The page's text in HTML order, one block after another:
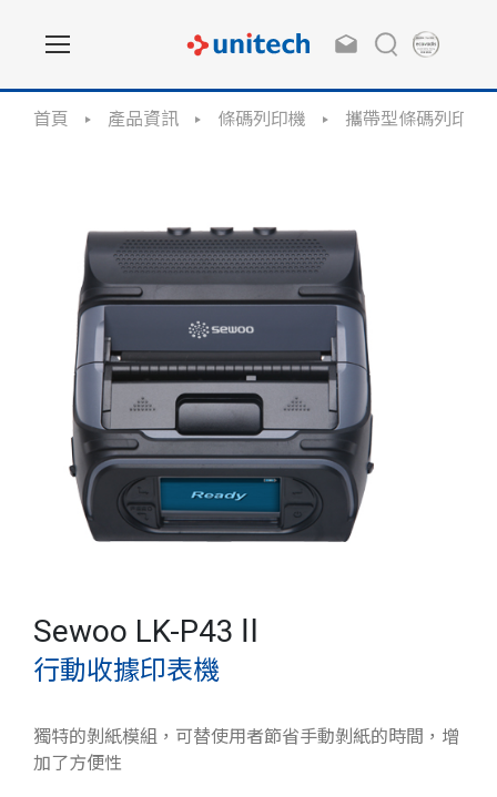
首頁 產品資訊 條碼列印機 攜帶型條碼列印機
Sewoo LK-P43Ⅱ
行動收據印表機
獨特的剝紙模組，可替使用者節省手動剝紙的時間，增
加了方便性